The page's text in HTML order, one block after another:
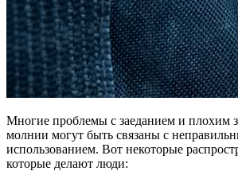
Многие проблемы с заеданием и плохим
молнии могут быть связаны с
использованием. Вот некоторые
которые делают люди: